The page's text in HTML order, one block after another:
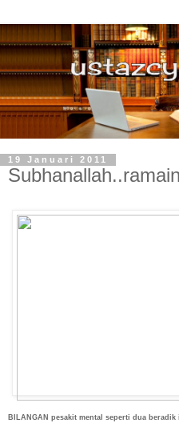
19 Januari 2011
BILANGAN pesakit mental seperti dua